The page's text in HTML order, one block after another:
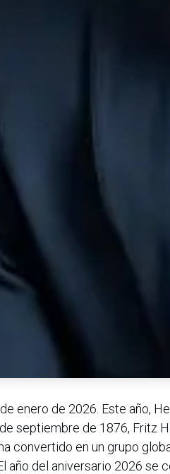
enero de 2026. Este año,
septiembre de 1876, Fritz
convertido en un grupo
año del aniversario 2026 se